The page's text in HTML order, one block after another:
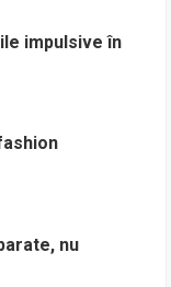
impulsive în
nu